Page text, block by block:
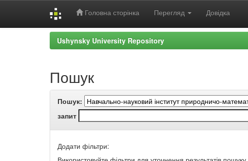
Головна сторінка Перегляд Довідка
Ushynsky University Repository
Пошук
Пошук:
запит
Додати фільтри: